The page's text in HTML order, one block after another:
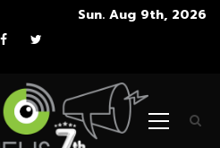
Sun. Aug 9th, 2026
Facebook
Twitter
Primary